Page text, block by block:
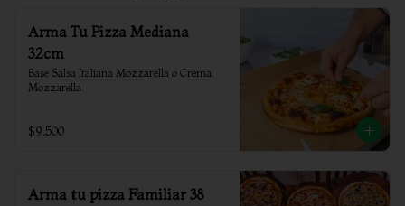
Arma Tu Pizza Mediana
32cm
Base Salsa Italiana Mozzarella o Crema
Mozzarella
$9.500
Arma tu pizza Familiar 38